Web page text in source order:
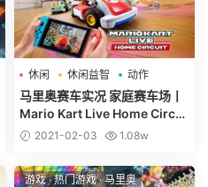
休闲 休闲益智 动作
马里奥赛车实况 家庭赛车场丨
Mario Kart Live Home Circui
t
2021-02-03 1.08w
游戏·热门游戏·马里奥